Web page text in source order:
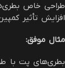
طراحی خاص
افزایش تأثیر
مثال موفق:
بطری‌های پت با